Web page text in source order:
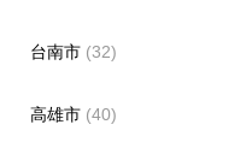
台南市(32)
高雄市(40)